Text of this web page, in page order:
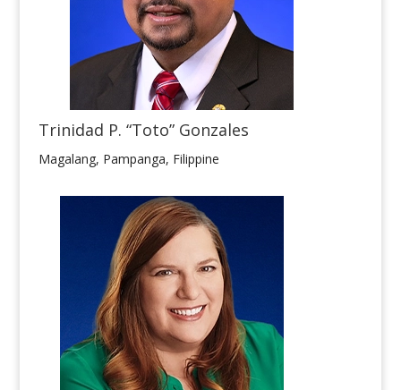
Trinidad P. “Toto” Gonzales
Magalang, Pampanga, Filippine